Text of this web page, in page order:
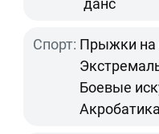
данс
Спорт: Прыжки на
Боевые
Акробатика